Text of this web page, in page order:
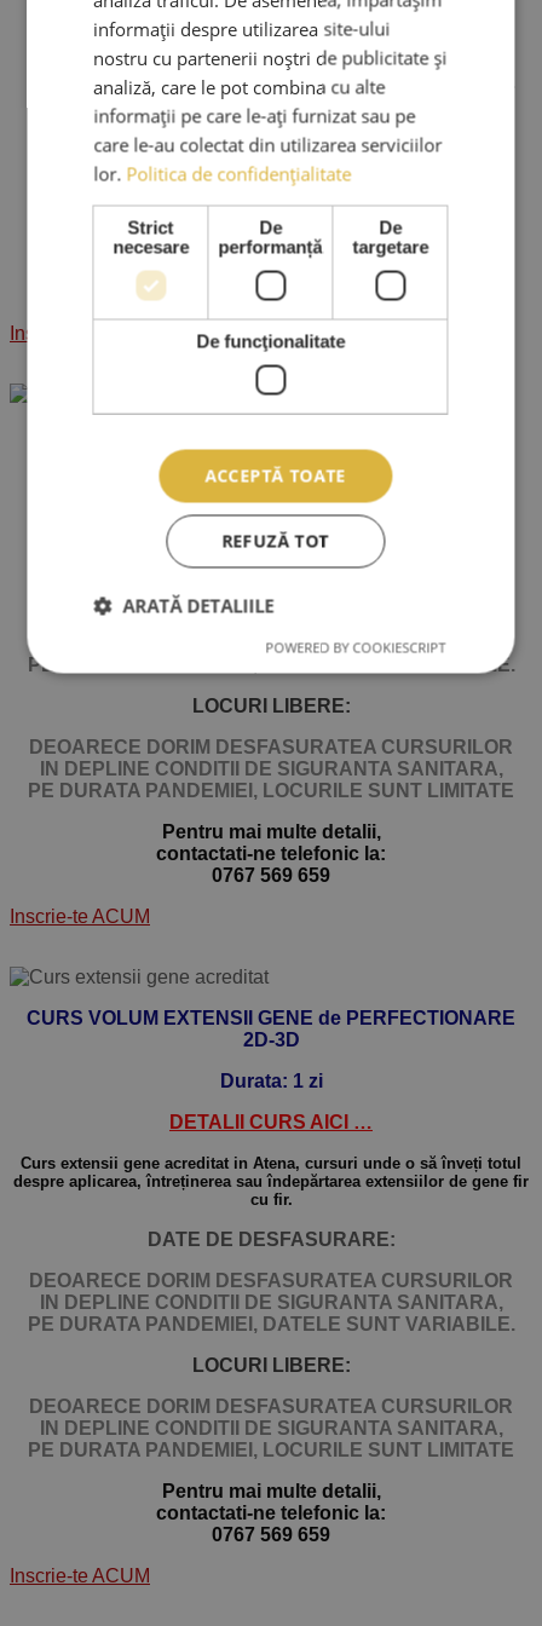
DEOARECE DORIM DESFASURATEA CURSURILOR
IN DEPLINE CONDITII DE SIGURANTA SANITARA,
PE DURATA PANDEMIEI, DATELE SUNT VARIABILE.
LOCURI LIBERE:
DEOARECE DORIM DESFASURATEA CURSURILOR
IN DEPLINE CONDITII DE SIGURANTA SANITARA,
PE DURATA PANDEMIEI,LOCURILE SUNT LIMITATE
Pentru mai multe detalii,
contactati-ne telefonic la:
0767 569 659
Inscrie-te ACUM
MODULUL 2
Durata:1 zi
DETALII CURS AICI …
DEOARECE DORIM DESFASURATEA CURSURILOR
IN DEPLINE CONDITII DE SIGURANTA SANITARA,
PE DURATA PANDEMIEI, DATELE SUNT VARIABILE.
LOCURI LIBERE:
DEOARECE DORIM DESFASURATEA CURSURILOR
IN DEPLINE CONDITII DE SIGURANTA SANITARA,
PE DURATA PANDEMIEI, LOCURILE SUNT LIMITATE
Pentru mai multe detalii,
contactati-ne telefonic la:
0767 569 659
Inscrie-te ACUM
CURS VOLUM EXTENSII GENE de PERFECTIONARE
2D-3D
Durata: 1 zi
DETALII CURS AICI …
Curs extensii gene acreditat in Atena, cursuri unde o să înveți totul
despre aplicarea, întreținerea sau îndepărtarea extensiilor de gene fir
cu fir.
DATE DE DESFASURARE:
DEOARECE DORIM DESFASURATEA CURSURILOR
IN DEPLINE CONDITII DE SIGURANTA SANITARA,
PE DURATA PANDEMIEI, DATELE SUNT VARIABILE.
LOCURI LIBERE:
DEOARECE DORIM DESFASURATEA CURSURILOR
IN DEPLINE CONDITII DE SIGURANTA SANITARA,
PE DURATA PANDEMIEI, LOCURILE SUNT LIMITATE
Pentru mai multe detalii,
contactati-ne telefonic la:
0767 569 659
Inscrie-te ACUM
informații despre utilizarea site-ului
nostru cu partenerii noștri de publicitate și
analiză, care le pot combina cu alte
informații pe care le-ați furnizat sau pe
care le-au colectat din utilizarea serviciilor
lor. Politica de confidențialitate
Strict
necesare
De
performanță
De
targetare
De funcţionalitate
ACCEPTĂ TOATE
REFUZĂ TOT
ARATĂ DETALIILE
POWERED BY COOKIESCRIPT